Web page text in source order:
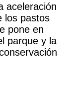
aceleración
los pastos
pone en
parque y la